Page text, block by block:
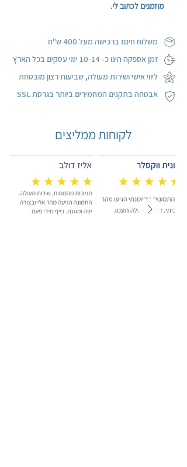
ההדפסה ממשיכה על הפאות (הצדדים) בעיטוף
מוזמנים לכתוב לי.
משלוח חינם ברכישה מעל 400 ש"ח
זמן אספקה הינו כ- 10-14 ימי עסקים בכל הארץ
ליווי אישי ושירות מעולה, שביעות רצון מובטחת
אבטחה בתקנים המחמירים ביותר בגרסת SSL
לקוחות ממליצים